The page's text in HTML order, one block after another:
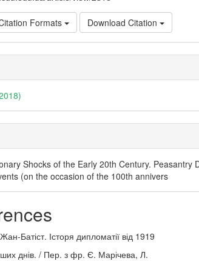
Formats Download Citation
Shocks of the Early 20th Century. Peasantry
(on the occasion of the 100th annivers
Батіст. Історя дипломатії від 1919
днів. / Пер. з фр. Є. Марічева, Л.